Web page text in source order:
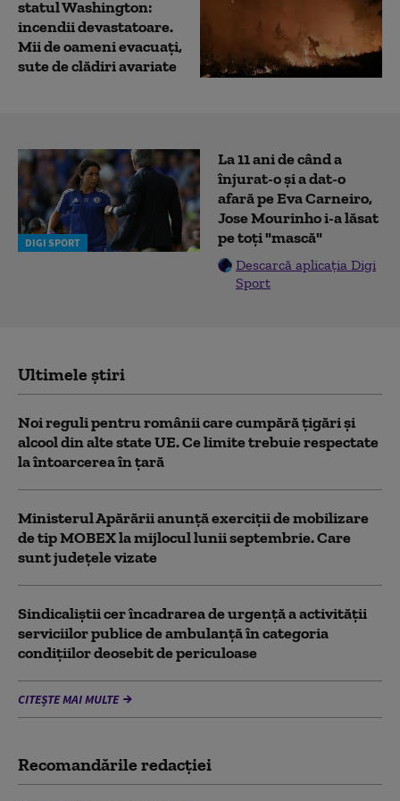
statul Washington:
incendii devastatoare.
Mii de oameni evacuați,
sute de clădiri avariate
DIGI SPORT
La 11 ani de când a
înjurat-o și a dat-o
afară pe Eva Carneiro,
Jose Mourinho i-a lăsat
pe toți "mască"
Descarcă aplicația Digi
Sport
Ultimele știri
Noi reguli pentru românii care cumpără țigări și
alcool din alte state UE. Ce limite trebuie respectate
la întoarcerea în țară
Ministerul Apărării anunță exerciții de mobilizare
de tip MOBEX la mijlocul lunii septembrie. Care
sunt județele vizate
Sindicaliștii cer încadrarea de urgență a activității
serviciilor publice de ambulanță în categoria
condițiilor deosebit de periculoase
CITEȘTE MAI MULTE
Recomandările redacţiei